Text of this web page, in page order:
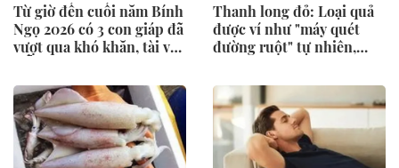
Từ giờ đến cuối năm Bính
Ngọ 2026 có 3 con giáp đã
vượt qua khó khăn, tài vận
Thanh long đỏ: Loại quả
được ví như "máy quét
đường ruột" tự nhiên,
hỗ trợ tiêu hóa